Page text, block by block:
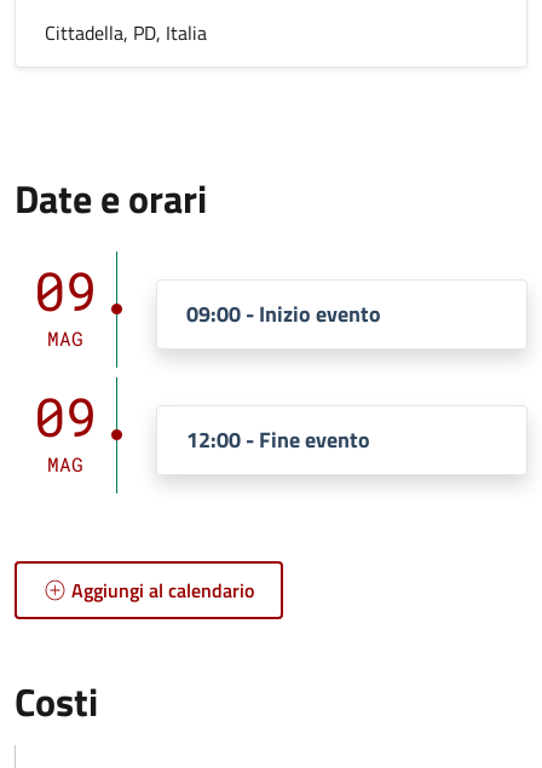
Cittadella, PD, Italia
Date e orari
09
MAG
09:00 - Inizio evento
09
MAG
12:00 - Fine evento
Aggiungi al calendario
Costi